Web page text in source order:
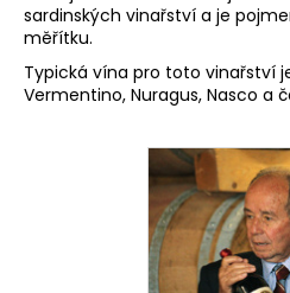
sardinských vinařství a je
měřítku.
Typická vína pro toto vinařství
Vermentino, Nuragus, Nasco a
e
IL
BASTARDO